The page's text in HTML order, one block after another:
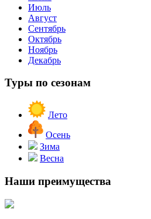
Июль
Август
Сентябрь
Октябрь
Ноябрь
Декабрь
Туры по сезонам
Лето
Осень
Зима
Весна
Наши преимущества